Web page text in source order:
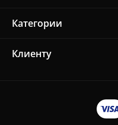
Категории
Клиенту